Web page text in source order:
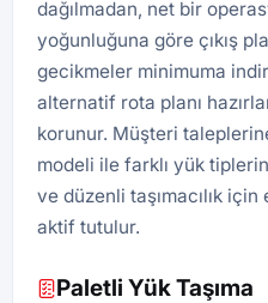
dağılmadan, net bir
yoğunluğuna göre çıkış
gecikmeler minimuma
alternatif rota planı
korunur. Müşteri
modeli ile farklı yük
ve düzenli taşımacılık
aktif tutulur.
Paletli Yük Taşıma